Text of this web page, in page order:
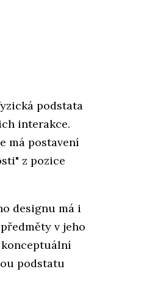
podstata
interakce.
má postavení
z pozice
designu má i
v jeho
podstatu